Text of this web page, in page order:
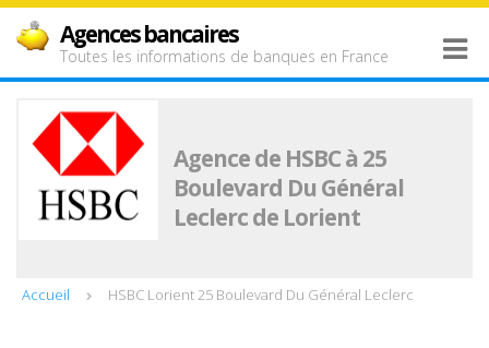
Agences bancaires
Toutes les informations de banques en France
Agence de HSBC à 25
Boulevard Du Général
Leclerc de Lorient
Accueil HSBC Lorient 25 Boulevard Du Général Leclerc